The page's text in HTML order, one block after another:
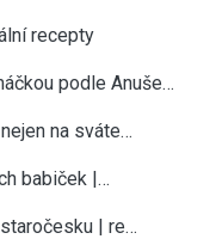
recepty
podle Anuše…
na sváte…
babiček |…
| re…